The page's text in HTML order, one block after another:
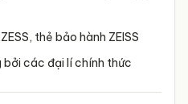
thẻ bảo hành ZEISS
các đại lí chính thức